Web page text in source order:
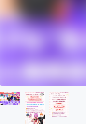
CAMPFIRE for
CAMPFIREふる